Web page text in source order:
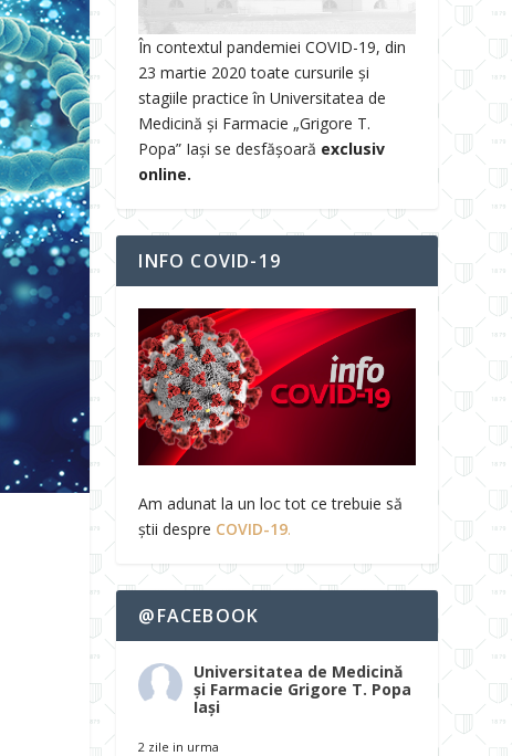
În contextul pandemiei COVID-19, din
23 martie 2020 toate cursurile și
stagiile practice în Universitatea de
Medicină și Farmacie „Grigore T.
Popa” Iași se desfășoară exclusiv
online.
INFO COVID-19
Am adunat la un loc tot ce trebuie să
știi despre COVID-19.
@FACEBOOK
Universitatea de Medicină
și Farmacie Grigore T. Popa
Iași
2 zile in urma